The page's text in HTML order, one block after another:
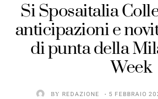
Si Sposaitalia
anticipazioni e
di punta della
Week
BY REDAZIONE 5 FEBBRAIO